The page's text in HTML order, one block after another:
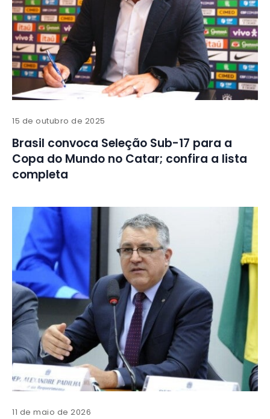
15 de outubro de 2025
Brasil convoca Seleção Sub-17 para a
Copa do Mundo no Catar; confira a lista
completa
11 de maio de 2026